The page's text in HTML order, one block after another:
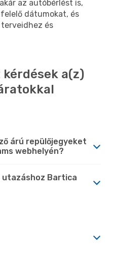
az autóbérlést is,
dátumokat, és
és
a(z)
árú repülőjegyeket
webhelyén?
utazáshoz Bartica